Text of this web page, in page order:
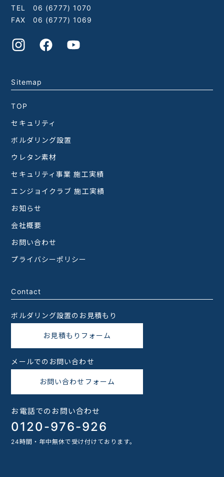
TEL 06 (6777) 1070
FAX 06 (6777) 1069
Sitemap
TOP
セキュリティ
ボルダリング設置
ウレタン素材
セキュリティ事業 施工実績
エンジョイクラブ 施工実績
お知らせ
会社概要
お問い合わせ
プライバシーポリシー
Contact
ボルダリング設置のお見積もり
お見積もりフォーム
メールでのお問い合わせ
お問い合わせフォーム
お電話でのお問い合わせ
0120-976-926
24時間・年中無休で受け付けております。